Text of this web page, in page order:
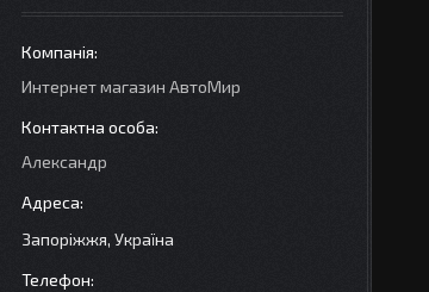
Интернет магазин АвтоМир
Александр
Запоріжжя, Україна